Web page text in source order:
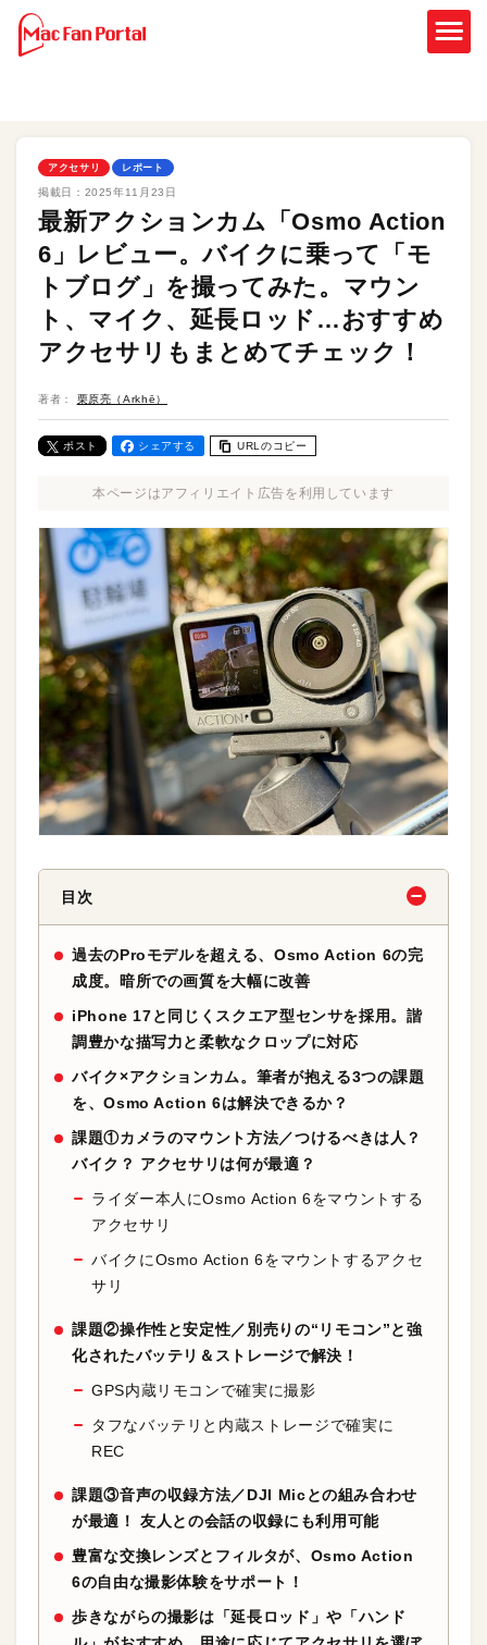
アクセサリ レポート
掲載日： 2025年11月23日
最新アクションカム「Osmo Action
6」レビュー。バイクに乗って「モ
トブログ」を撮ってみた。マウン
ト、マイク、延長ロッド…おすすめ
アクセサリもまとめてチェック！
著者： 栗原亮（Arkhē）
ポスト シェアする URLのコピー
本ページはアフィリエイト広告を利用しています
目次
過去のProモデルを超える、Osmo Action 6の完
成度。暗所での画質を大幅に改善
iPhone 17と同じくスクエア型センサを採用。諧
調豊かな描写力と柔軟なクロップに対応
バイク×アクションカム。筆者が抱える3つの課題
を、Osmo Action 6は解決できるか？
課題①カメラのマウント方法／つけるべきは人？
バイク？ アクセサリは何が最適？
ライダー本人にOsmo Action 6をマウントする
アクセサリ
バイクにOsmo Action 6をマウントするアクセ
サリ
課題②操作性と安定性／別売りの“リモコン”と強
化されたバッテリ＆ストレージで解決！
GPS内蔵リモコンで確実に撮影
タフなバッテリと内蔵ストレージで確実に
REC
課題③音声の収録方法／DJI Micとの組み合わせ
が最適！ 友人との会話の収録にも利用可能
豊富な交換レンズとフィルタが、Osmo Action
6の自由な撮影体験をサポート！
歩きながらの撮影は「延長ロッド」や「ハンド